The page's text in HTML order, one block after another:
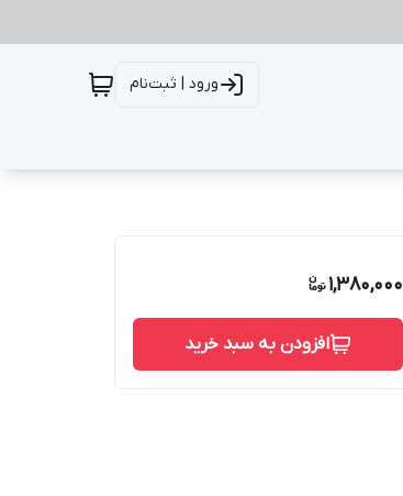
ورود | ثبت‌نام
1,380,000
افزودن به سبد خرید